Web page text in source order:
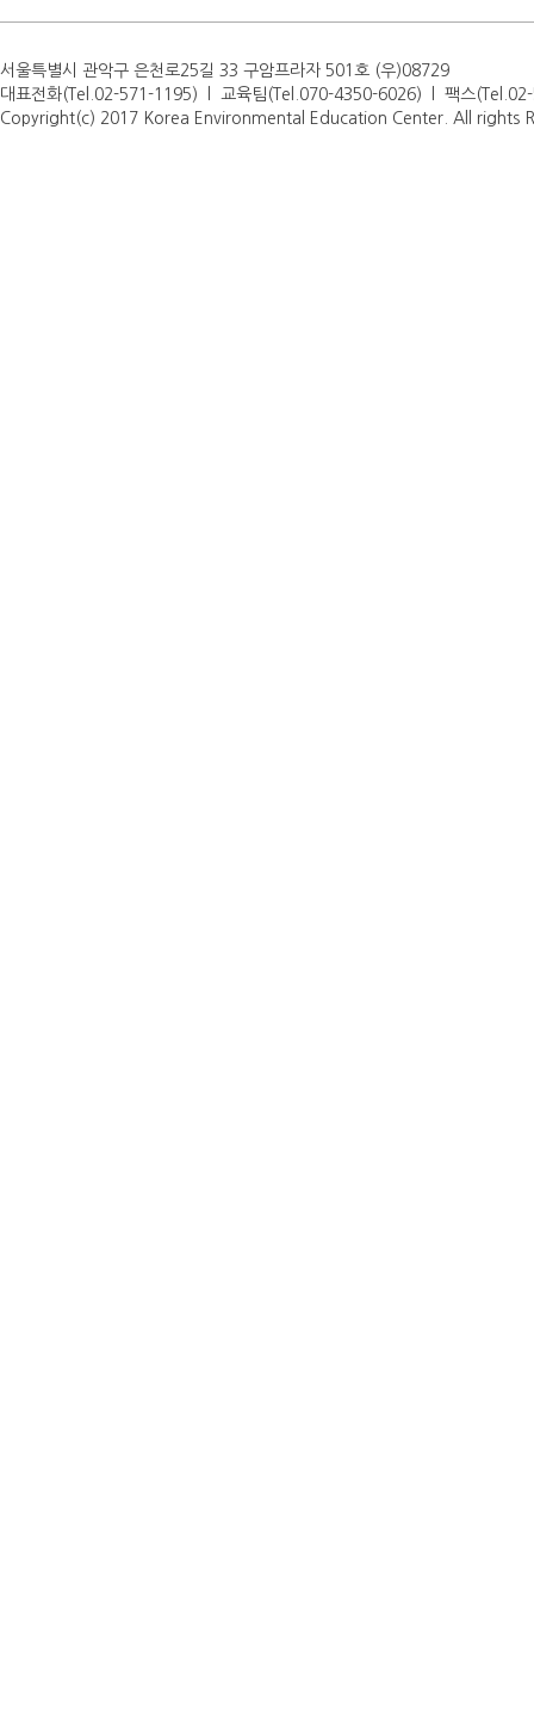
서울특별시 관악구 은천로25길 33 구암프라자 501호 (우)08729
대표전화(Tel.02-571-1195) l 교육팀(Tel.070-4350-6026) l 팩스
Copyright(c) 2017 Korea Environmental Education Center. All rights